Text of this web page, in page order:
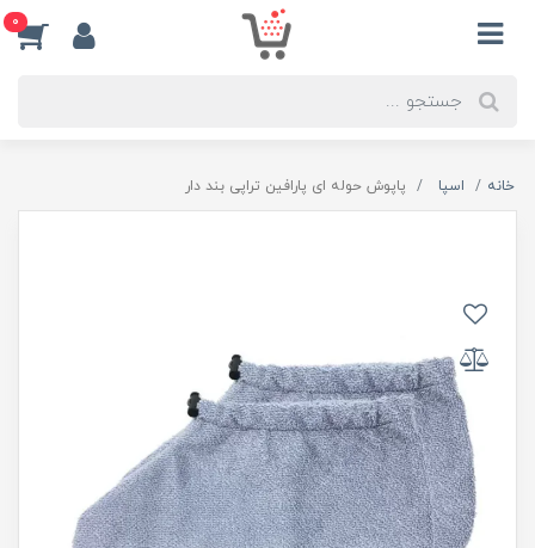
0
خانه اسپا پاپوش حوله ای پارافین تراپی بند دار